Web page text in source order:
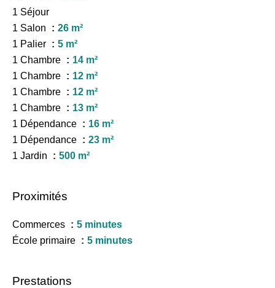
1 Séjour
1 Salon
26 m²
1 Palier
5 m²
1 Chambre
14 m²
1 Chambre
12 m²
1 Chambre
12 m²
1 Chambre
13 m²
1 Dépendance
16 m²
1 Dépendance
23 m²
1 Jardin
500 m²
Proximités
Commerces
5 minutes
École primaire
5 minutes
Prestations